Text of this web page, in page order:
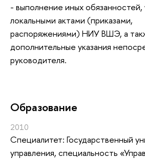
- выполнение иных
локальными актами (приказами,
распоряжениями) НИУ ВШЭ, а
дополнительные указания
руководителя.
Oбразование
2010
Специалитет: Государственный
управления, специальность